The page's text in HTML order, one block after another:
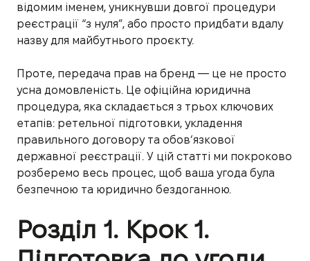
відомим іменем, уникнувши довгої процедури
реєстрації “з нуля”, або просто придбати вдалу
назву для майбутнього проєкту.
Проте, передача прав на бренд — це не просто
усна домовленість. Це офіційна юридична
процедура, яка складається з трьох ключових
етапів: ретельної підготовки, укладення
правильного договору та обов’язкової
державної реєстрації. У цій статті ми покроково
розберемо весь процес, щоб ваша угода була
безпечною та юридично бездоганною.
Розділ 1. Крок 1.